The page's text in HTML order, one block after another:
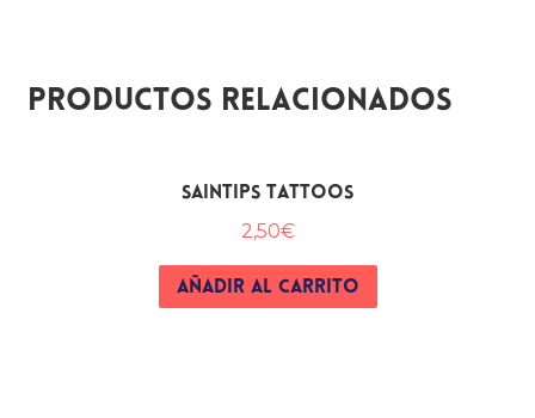
Productos relacionados
SAINTIPS TATTOOS
2,50€
AÑADIR AL CARRITO